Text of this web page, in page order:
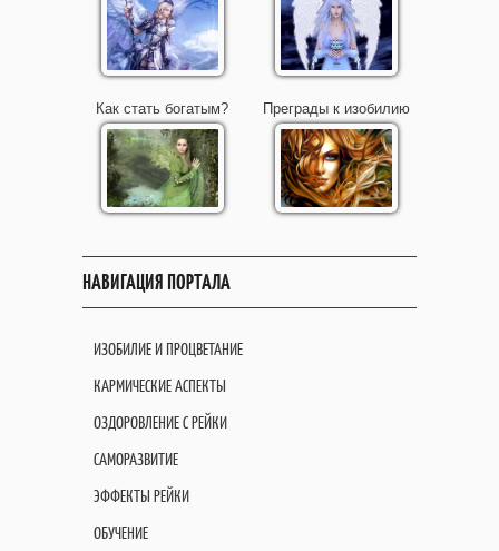
Как стать богатым? Преграды к изобилию
НАВИГАЦИЯ ПОРТАЛА
ИЗОБИЛИЕ И ПРОЦВЕТАНИЕ
КАРМИЧЕСКИЕ АСПЕКТЫ
ОЗДОРОВЛЕНИЕ С РЕЙКИ
САМОРАЗВИТИЕ
ЭФФЕКТЫ РЕЙКИ
ОБУЧЕНИЕ